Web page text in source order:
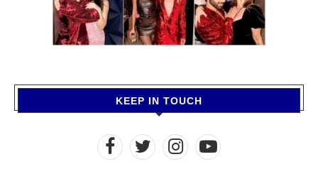
KEEP IN TOUCH